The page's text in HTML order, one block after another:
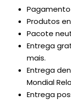
Produtos
Pacote
Entrega
mais.
Entrega
Mondial
Entrega